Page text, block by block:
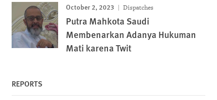
October 2, 2023 Dispatches
Putra Mahkota Saudi
Membenarkan Adanya Hukuman
Mati karena Twit
REPORTS